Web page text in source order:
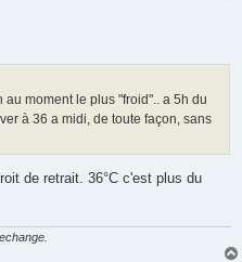
au moment le plus "froid".. a 5h du
à 36 a midi, de toute façon, sans
de retrait. 36°C c'est plus du